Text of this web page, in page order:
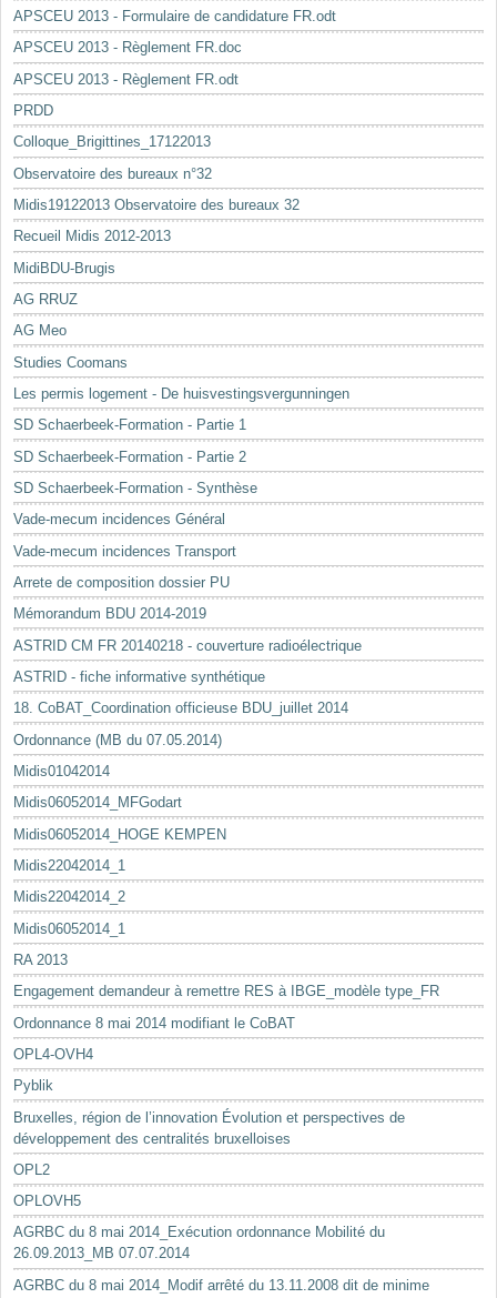
APSCEU 2013 - Formulaire de candidature FR.odt
APSCEU 2013 - Règlement FR.doc
APSCEU 2013 - Règlement FR.odt
PRDD
Colloque_Brigittines_17122013
Observatoire des bureaux n°32
Midis19122013 Observatoire des bureaux 32
Recueil Midis 2012-2013
MidiBDU-Brugis
AG RRUZ
AG Meo
Studies Coomans
Les permis logement - De huisvestingsvergunningen
SD Schaerbeek-Formation - Partie 1
SD Schaerbeek-Formation - Partie 2
SD Schaerbeek-Formation - Synthèse
Vade-mecum incidences Général
Vade-mecum incidences Transport
Arrete de composition dossier PU
Mémorandum BDU 2014-2019
ASTRID CM FR 20140218 - couverture radioélectrique
ASTRID - fiche informative synthétique
18. CoBAT_Coordination officieuse BDU_juillet 2014
Ordonnance (MB du 07.05.2014)
Midis01042014
Midis06052014_MFGodart
Midis06052014_HOGE KEMPEN
Midis22042014_1
Midis22042014_2
Midis06052014_1
RA 2013
Engagement demandeur à remettre RES à IBGE_modèle type_FR
Ordonnance 8 mai 2014 modifiant le CoBAT
OPL4-OVH4
Pyblik
Bruxelles, région de l’innovation Évolution et perspectives de
développement des centralités bruxelloises
OPL2
OPLOVH5
AGRBC du 8 mai 2014_Exécution ordonnance Mobilité du
26.09.2013_MB 07.07.2014
AGRBC du 8 mai 2014_Modif arrêté du 13.11.2008 dit de minime